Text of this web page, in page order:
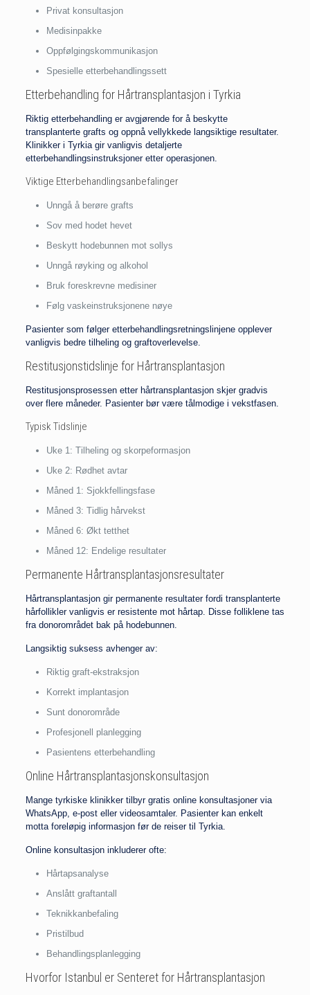
Privat konsultasjon
Medisinpakke
Oppfølgingskommunikasjon
Spesielle etterbehandlingssett
Etterbehandling for Hårtransplantasjon i Tyrkia
Riktig etterbehandling er avgjørende for å beskytte
transplanterte grafts og oppnå vellykkede langsiktige resultater.
Klinikker i Tyrkia gir vanligvis detaljerte
etterbehandlingsinstruksjoner etter operasjonen.
Viktige Etterbehandlingsanbefalinger
Unngå å berøre grafts
Sov med hodet hevet
Beskytt hodebunnen mot sollys
Unngå røyking og alkohol
Bruk foreskrevne medisiner
Følg vaskeinstruksjonene nøye
Pasienter som følger etterbehandlingsretningslinjene opplever
vanligvis bedre tilheling og graftoverlevelse.
Restitusjonstidslinje for Hårtransplantasjon
Restitusjonsprosessen etter hårtransplantasjon skjer gradvis
over flere måneder. Pasienter bør være tålmodige i vekstfasen.
Typisk Tidslinje
Uke 1: Tilheling og skorpeformasjon
Uke 2: Rødhet avtar
Måned 1: Sjokkfellingsfase
Måned 3: Tidlig hårvekst
Måned 6: Økt tetthet
Måned 12: Endelige resultater
Permanente Hårtransplantasjonsresultater
Hårtransplantasjon gir permanente resultater fordi transplanterte
hårfollikler vanligvis er resistente mot hårtap. Disse folliklene tas
fra donorområdet bak på hodebunnen.
Langsiktig suksess avhenger av:
Riktig graft-ekstraksjon
Korrekt implantasjon
Sunt donorområde
Profesjonell planlegging
Pasientens etterbehandling
Online Hårtransplantasjonskonsultasjon
Mange tyrkiske klinikker tilbyr gratis online konsultasjoner via
WhatsApp, e-post eller videosamtaler. Pasienter kan enkelt
motta foreløpig informasjon før de reiser til Tyrkia.
Online konsultasjon inkluderer ofte:
Hårtapsanalyse
Anslått graftantall
Teknikkanbefaling
Pristilbud
Behandlingsplanlegging
Hvorfor Istanbul er Senteret for Hårtransplantasjon